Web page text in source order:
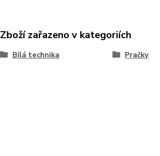
Zboží zařazeno v kategoriích
Bílá technika Pračky